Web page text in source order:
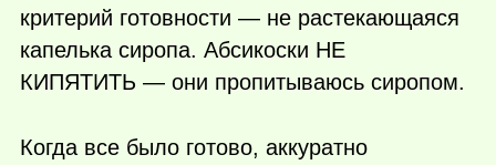
критерий готовности — не растекающаяся
капелька сиропа. Абсикоски НЕ
КИПЯТИТЬ — они пропитываюсь сиропом.
Когда все было готово, аккуратно